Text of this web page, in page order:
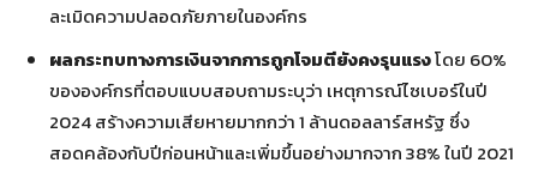
ละเมิดความปลอดภัยภายในองค์กร
ผลกระทบทางการเงินจากการถูกโจมตียังคงรุนแรงโดย 60%
ขององค์กรที่ตอบแบบสอบถามระบุว่า เหตุการณ์ไซเบอร์ในปี
2024 สร้างความเสียหายมากกว่า 1 ล้านดอลลาร์สหรัฐ ซึ่ง
สอดคล้องกับปีก่อนหน้าและเพิ่มขึ้นอย่างมากจาก 38% ในปี 2021